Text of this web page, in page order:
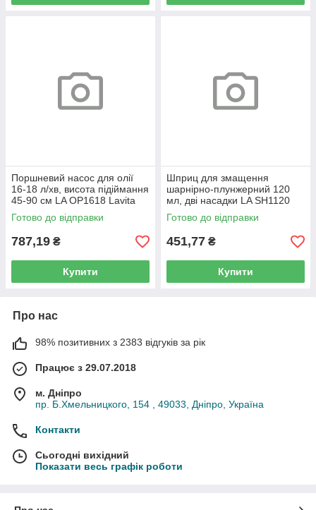
Поршневий насос для олії
16-18 л/хв, висота підіймання
45-90 см LA OP1618 Lavita
Готово до відправки
787,19 ₴
Купити
Шприц для змащення
шарнірно-плунжерний 120
мл, дві насадки LA SH1120
Готово до відправки
451,77 ₴
Купити
Про нас
98% позитивних з 2383 відгуків за рік
Працює з 29.07.2018
м. Дніпро
пр. Б.Хмельницкого, 154 , 49033, Дніпро, Україна
Контакти
Сьогодні вихідний
Показати весь графік роботи